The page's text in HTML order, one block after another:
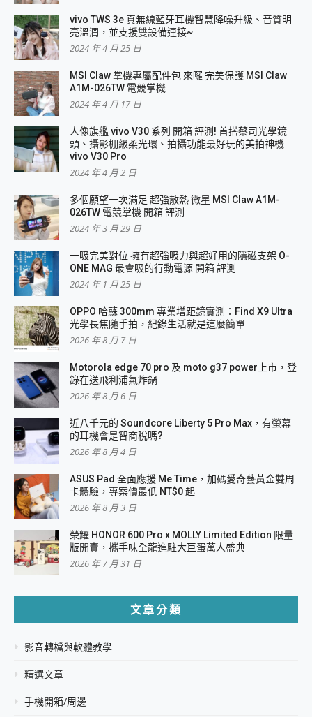
vivo TWS 3e 真無線藍牙耳機智慧降噪升級、音質明
亮溫潤，並支援雙設備連接~
2024 年 4 月 25 日
MSI Claw 掌機專屬配件包 來囉 完美保護 MSI Claw
A1M-026TW 電競掌機
2024 年 4 月 17 日
人像旗艦 vivo V30 系列 開箱 評測! 首搭蔡司光學鏡
頭、攝影棚級柔光環、拍攝功能最好玩的美拍神機
vivo V30 Pro
2024 年 4 月 2 日
多個願望一次滿足 超強散熱 微星 MSI Claw A1M-
026TW 電競掌機 開箱 評測
2024 年 3 月 29 日
一吸完美對位 擁有超強吸力與超好用的隱磁支架 O-
ONE MAG 最會吸的行動電源 開箱 評測
2024 年 1 月 25 日
OPPO 哈蘇 300mm 專業增距鏡實測：Find X9 Ultra
光學長焦隨手拍，紀錄生活就是這麼簡單
2026 年 8 月 7 日
Motorola edge 70 pro 及 moto g37 power上市，登
錄在送飛利浦氣炸鍋
2026 年 8 月 6 日
近八千元的 Soundcore Liberty 5 Pro Max，有螢幕
的耳機會是智商稅嗎?
2026 年 8 月 4 日
ASUS Pad 全面應援 Me Time，加碼愛奇藝黃金雙周
卡體驗，專案價最低 NT$0 起
2026 年 8 月 3 日
榮耀 HONOR 600 Pro x MOLLY Limited Edition 限量
版開賣，攜手味全龍進駐大巨蛋萬人盛典
2026 年 7 月 31 日
文章分類
影音轉檔與軟體教學
精選文章
手機開箱/周邊